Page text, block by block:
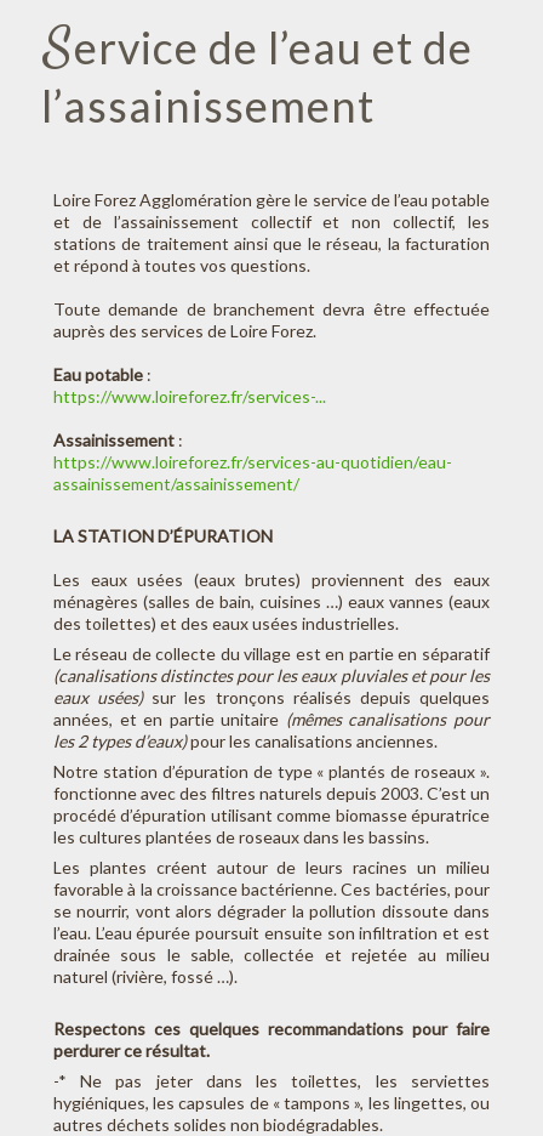
Service de l’eau et de
l’assainissement
Loire Forez Agglomération gère le service de l’eau potable
et de l’assainissement collectif et non collectif, les
stations de traitement ainsi que le réseau, la facturation
et répond à toutes vos questions.
Toute demande de branchement devra être effectuée
auprès des services de Loire Forez.
Eau potable:
https://www.loireforez.fr/services-...
Assainissement:
https://www.loireforez.fr/services-au-quotidien/eau-
assainissement/assainissement/
LA STATION D’ÉPURATION
Les eaux usées (eaux brutes) proviennent des eaux
ménagères (salles de bain, cuisines …) eaux vannes (eaux
des toilettes) et des eaux usées industrielles.
Le réseau de collecte du village est en partie en séparatif
(canalisations distinctes pour les eaux pluviales et pour les
eaux usées)sur les tronçons réalisés depuis quelques
années, et en partie unitaire (mêmes canalisations pour
les 2 types d’eaux)pour les canalisations anciennes.
Notre station d’épuration de type « plantés de roseaux ».
fonctionne avec des filtres naturels depuis 2003. C’est un
procédé d’épuration utilisant comme biomasse épuratrice
les cultures plantées de roseaux dans les bassins.
Les plantes créent autour de leurs racines un milieu
favorable à la croissance bactérienne. Ces bactéries, pour
se nourrir, vont alors dégrader la pollution dissoute dans
l’eau. L’eau épurée poursuit ensuite son infiltration et est
drainée sous le sable, collectée et rejetée au milieu
naturel (rivière, fossé …).
Respectons ces quelques recommandations pour faire
perdurer ce résultat.
-* Ne pas jeter dans les toilettes, les serviettes
hygiéniques, les capsules de « tampons », les lingettes, ou
autres déchets solides non biodégradables.